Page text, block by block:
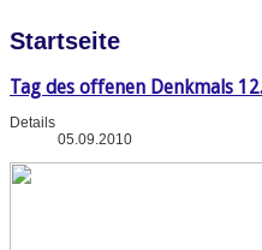
Startseite
Tag des offenen Denkmals
Details
05.09.2010